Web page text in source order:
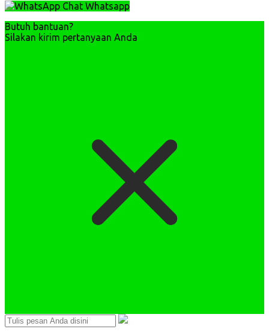
Chat Whatsapp
Butuh bantuan?
Silakan kirim pertanyaan Anda